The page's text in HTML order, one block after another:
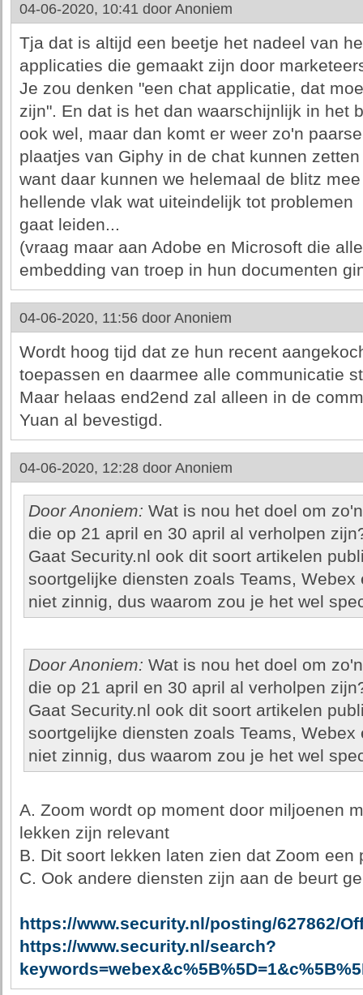
04-06-2020, 10:41 door Anoniem
Tja dat is altijd een beetje het nadeel van
applicaties die gemaakt zijn door
Je zou denken "een chat applicatie, dat
zijn". En dat is het dan waarschijnlijk in het
ook wel, maar dan komt er weer zo'n
plaatjes van Giphy in de chat kunnen zetten
want daar kunnen we helemaal de blitz
hellende vlak wat uiteindelijk tot problemen
gaat leiden...
(vraag maar aan Adobe en Microsoft die
embedding van troep in hun documenten
04-06-2020, 11:56 door Anoniem
Wordt hoog tijd dat ze hun recent
toepassen en daarmee alle communicatie
Maar helaas end2end zal alleen in de
Yuan al bevestigd.
04-06-2020, 12:28 door Anoniem
Door Anoniem: Wat is nou het doel om
die op 21 april en 30 april al verholpen
Gaat Security.nl ook dit soort artikelen
soortgelijke diensten zoals Teams,
niet zinnig, dus waarom zou je het wel
Door Anoniem: Wat is nou het doel om
die op 21 april en 30 april al verholpen
Gaat Security.nl ook dit soort artikelen
soortgelijke diensten zoals Teams,
niet zinnig, dus waarom zou je het wel
A. Zoom wordt op moment door miljoenen
lekken zijn relevant
B. Dit soort lekken laten zien dat Zoom een
C. Ook andere diensten zijn aan de beurt
https://www.security.nl/posting/627862/
https://www.security.nl/search?